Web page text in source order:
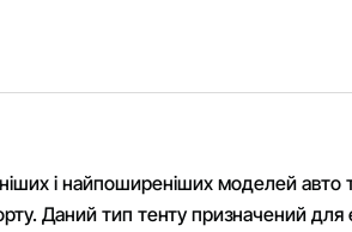
і найпоширеніших моделей авто
Даний тип тенту призначений для